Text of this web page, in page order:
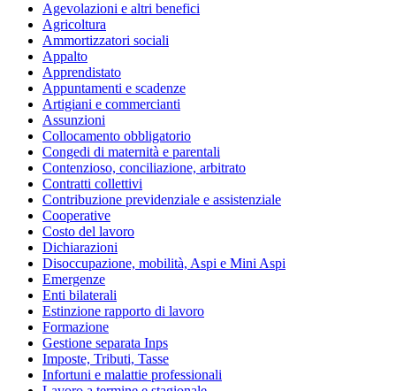
Agevolazioni e altri benefici
Agricoltura
Ammortizzatori sociali
Appalto
Apprendistato
Appuntamenti e scadenze
Artigiani e commercianti
Assunzioni
Collocamento obbligatorio
Congedi di maternità e parentali
Contenzioso, conciliazione, arbitrato
Contratti collettivi
Contribuzione previdenziale e assistenziale
Cooperative
Costo del lavoro
Dichiarazioni
Disoccupazione, mobilità, Aspi e Mini Aspi
Emergenze
Enti bilaterali
Estinzione rapporto di lavoro
Formazione
Gestione separata Inps
Imposte, Tributi, Tasse
Infortuni e malattie professionali